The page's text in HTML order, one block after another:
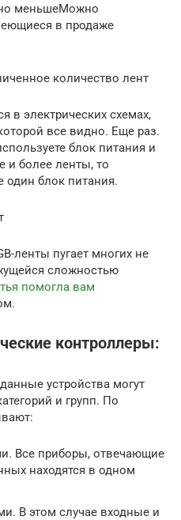
меньшеМожно
в продаже
количество лент
в электрических схемах,
все видно. Еще раз.
блок питания и
и более ленты, то
один блок питания.
ленты пугает многих не
сложностью
помогла вам
контроллеры:
устройства могут
и групп. По
Все приборы, отвечающие
находятся в одном
В этом случае входные и